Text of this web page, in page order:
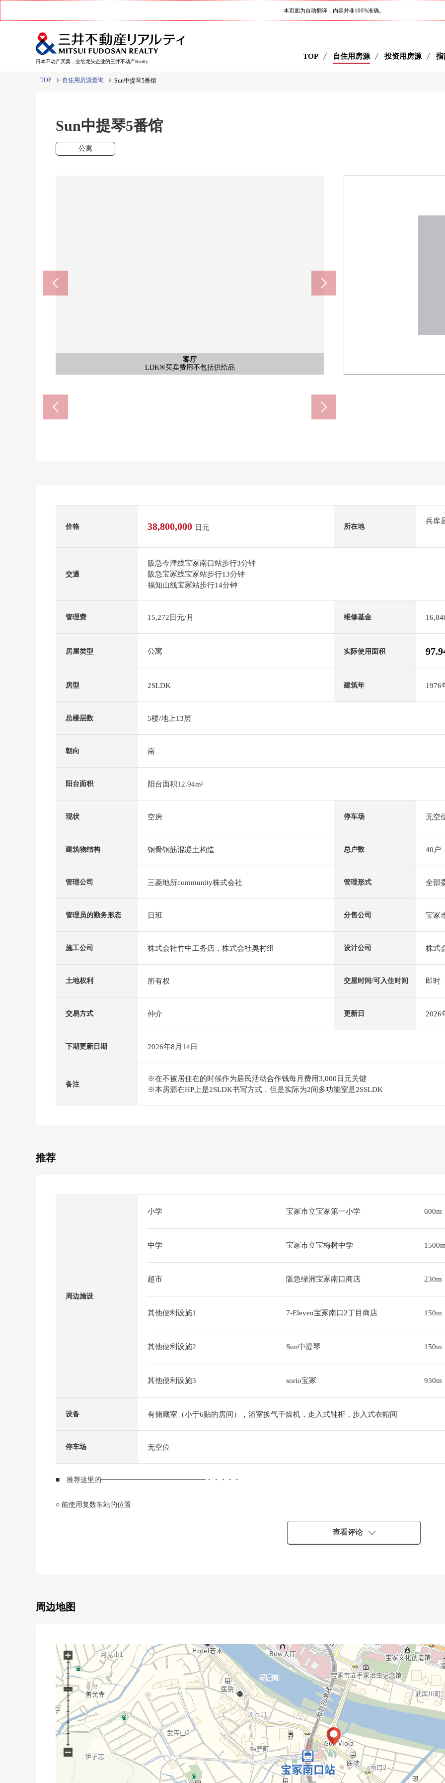
本页面为自动翻译，内容并非100%准确。
日本不动产买卖，交给龙头企业的三井不动产Realty
TOP 自住用房源 投资用房源 指
TOP 自住用房源查询 Sun中提琴5番馆
Sun中提琴5番馆
公寓
客厅
LDK※买卖费用不包括供给品
外观
外观
客厅
LDK※买卖费用不包括供给品
厨房
厨房※买卖费用不包括供给品
洗脸
洗脸※买卖费用不包括供给品
公共汽车
浴室※买卖费用不包括供给品
厕所
厕所
室内
西式房间(约7.0张塌塌米)※买卖费用不包括供给品
室内
西式房间(约4.0张塌塌米)
客厅
LDK※买卖费用不包括供给品
客厅
LDK※买卖费用不包括供给品
客厅
LDK※买卖费用不包括供给品
其他
附带餐具冲洗烘干机
收纳
餐具室
收纳
储藏室(房型图上部)
收纳
储藏室(房型图下侧)
收纳
收纳
客厅
LDK※买卖费用不包括供给品
客厅
LDK※买卖费用不包括供给品
宝冢市立宝冢第一小学(约600m)
宝冢市立宝梅树中学(约1500m)
sorio宝冢(约930m)
价格 38,800,000 日元 所在地
兵库
交通
阪急今津线宝冢南口站步行3分钟
阪急宝冢线宝冢站步行13分钟
福知山线宝冢站步行14分钟
管理费 15,272日元/月 维修基金
房屋类型 公寓 实际使用面积
房型 2SLDK 建筑年 1976
总楼层数 5楼/地上13层
朝向 南
阳台面积 阳台面积12.94m²
现状 空房 停车场 无空
建筑物结构 钢骨钢筋混凝土构造 总户数 40户
管理公司 三菱地所community株式会社 管理形式 全部
管理员的勤务形态 日班 分售公司 宝冢
施工公司 株式会社竹中工务店，株式会社奥村组 设计公司 株式
土地权利 所有权 交屋时间/可入住时间 即时
交易方式 仲介 更新日 2026
下期更新日期 2026年8月14日
备注
※在不被居住在的时候作为居民活动合作钱每月费用3,000日元关键
※本房源在HP上是2SLDK书写方式，但是实际为2间多功能室是2SSLDK
推荐
周边施设
小学 宝冢市立宝冢第一小学 600m
中学 宝冢市立宝梅树中学
超市 阪急绿洲宝冢南口商店 230m
其他便利设施1 7-Eleven宝冢南口2丁目商店 150m
其他便利设施2 Sun中提琴 150m
其他便利设施3 sorio宝冢 930m
设备 有储藏室（小于6贴的房间），浴室换气干燥机，走入式鞋柜，步入式衣帽间
停车场 无空位
■ 推荐这里的━━━━━━━━━━━━━━━・・・・・
○ 能使用复数车站的位置
○ 约19.8张塌塌米舒适是某一个LDK
■ 翻新内容━━━━━━━━━━━━━━━・・・・・
○ 厨房交换(附带餐具冲洗烘干机)○浴室交换(附带浴室暖气烘干机)○盥洗台交换○温水冲洗保温在的马桶座、厕所更换
○ 全室地板换新○所有房间层瓷砖面对
查看评论
周边地图
+
−